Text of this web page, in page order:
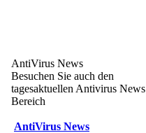
AntiVirus News
Besuchen Sie auch den
tagesaktuellen Antivirus News
Bereich
AntiVirus News